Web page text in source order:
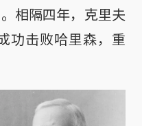
相隔四年，克里夫
功击败哈里森，重